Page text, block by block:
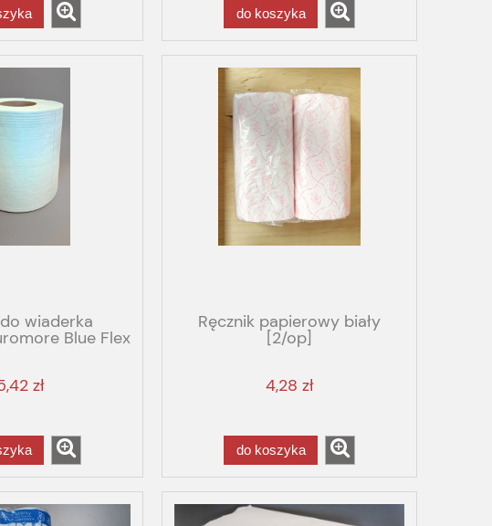
do koszyka
wiaderka
Blue Flex
zł
Ręcznik papierowy biały
[2/op]
4,28 zł
do koszyka